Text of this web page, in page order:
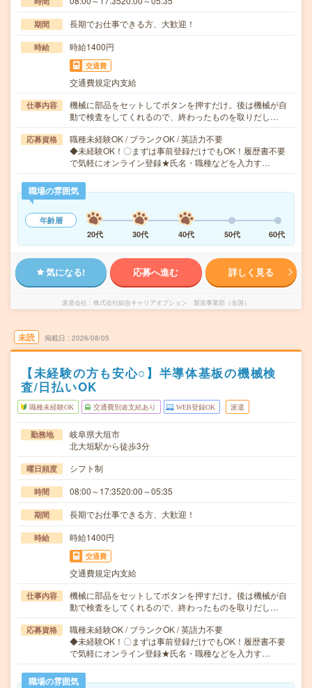
期間 長期でお仕事できる方、大歓迎！
時給 時給1400円
交通費
交通費規定内支給
仕事内容
機械に部品をセットしてボタンを押すだけ。後は機械が自
動で検査をしてくれるので、終わったものを取りだし…
応募資格
職種未経験OK / ブランクOK / 英語力不要
◆未経験OK！〇まずは事前登録だけでもOK！履歴書不要
で気軽にオンライン登録★氏名・職種などを入力す…
職場の雰囲気
年齢層
20代
30代 40代 50代 60代
気になる! 応募へ進む 詳しく見る
派遣会社 株式会社綜合キャリアオプション 製造事業部（全国）
未読 掲載日 2026/08/05
【未経験の方も安心○】半導体基板の機械検
査/日払いOK
職種未経験OK 交通費別途支給あり WEB登録OK 派遣
勤務地
岐阜県大垣市
北大垣駅から徒歩3分
曜日頻度 シフト制
時間 08:00～17:3520:00～05:35
期間 長期でお仕事できる方、大歓迎！
時給 時給1400円
交通費
交通費規定内支給
仕事内容
機械に部品をセットしてボタンを押すだけ。後は機械が自
動で検査をしてくれるので、終わったものを取りだし…
応募資格
職種未経験OK / ブランクOK / 英語力不要
◆未経験OK！〇まずは事前登録だけでもOK！履歴書不要
で気軽にオンライン登録★氏名・職種などを入力す…
職場の雰囲気